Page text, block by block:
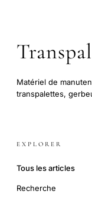
Matériel de
transpalettes,
EXPLORER
Tous les articles
Recherche